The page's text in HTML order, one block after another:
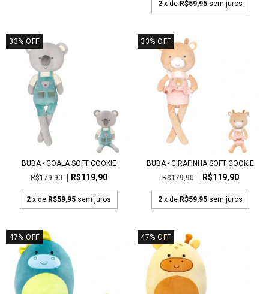
2 x de R$59,95 sem juros
33% OFF
BUBA - COALA SOFT COOKIE
R$179,90
R$119,90
2 x de R$59,95 sem juros
33% OFF
BUBA - GIRAFINHA SOFT COOKIE
R$179,90
R$119,90
2 x de R$59,95 sem juros
47% OFF 47% OFF